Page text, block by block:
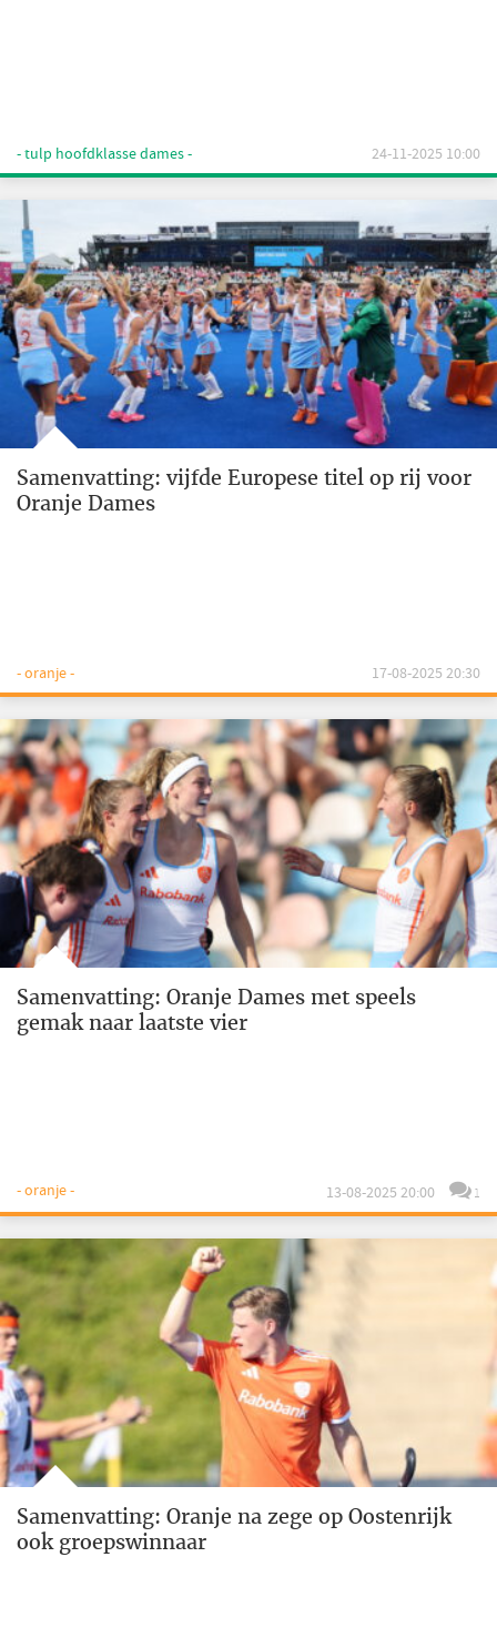
- tulp hoofdklasse dames - 24-11-2025 10:00
Samenvatting: vijfde Europese titel op rij voor
Oranje Dames
- oranje - 17-08-2025 20:30
Samenvatting: Oranje Dames met speels
gemak naar laatste vier
- oranje - 13-08-2025 20:00 1
Samenvatting: Oranje na zege op Oostenrijk
ook groepswinnaar